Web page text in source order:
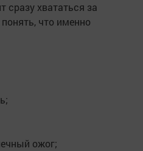
сразу хвататься за
что именно
ожог;